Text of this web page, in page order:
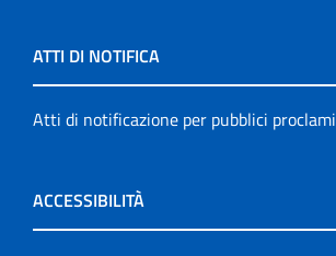
ATTI DI NOTIFICA
Atti di notificazione per pubblici proclami
ACCESSIBILITÀ